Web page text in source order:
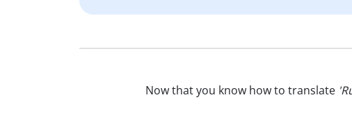
Now that you know how to translate